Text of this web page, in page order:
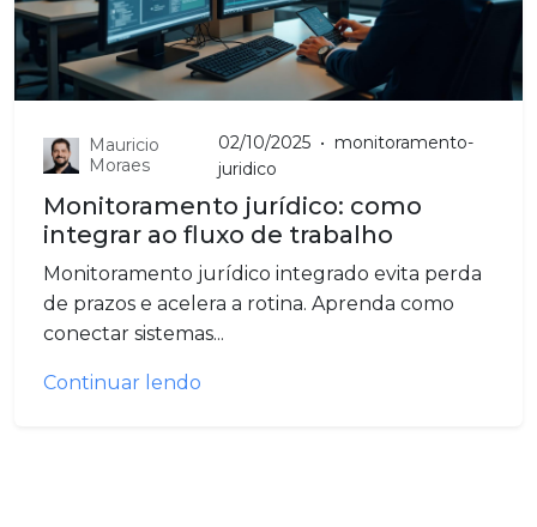
Mauricio
Moraes
02/10/2025 • monitoramento-
juridico
Monitoramento jurídico: como
integrar ao fluxo de trabalho
Monitoramento jurídico integrado evita perda
de prazos e acelera a rotina. Aprenda como
conectar sistemas...
Continuar lendo